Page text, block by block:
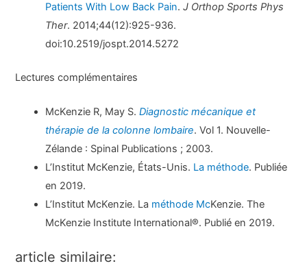
Patients With Low Back Pain.J Orthop Sports Phys
Ther. 2014;44(12):925-936.
doi:10.2519/jospt.2014.5272
Lectures complémentaires
McKenzie R, May S.Diagnostic mécanique et
thérapie de la colonne lombaire. Vol 1. Nouvelle-
Zélande : Spinal Publications ; 2003.
L’Institut McKenzie, États-Unis. La méthode. Publiée
en 2019.
L’Institut McKenzie. La méthode McKenzie. The
McKenzie Institute International®. Publié en 2019.
article similaire: